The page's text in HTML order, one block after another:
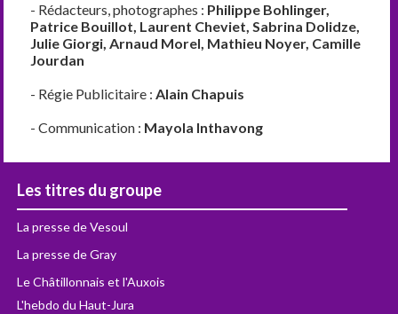
- Rédacteurs, photographes : Philippe Bohlinger,
Patrice Bouillot, Laurent Cheviet, Sabrina Dolidze,
Julie Giorgi, Arnaud Morel, Mathieu Noyer, Camille
Jourdan
- Régie Publicitaire :Alain Chapuis
- Communication : Mayola Inthavong
Les titres du groupe
La presse de Vesoul
La presse de Gray
Le Châtillonnais et l'Auxois
L'hebdo du Haut-Jura